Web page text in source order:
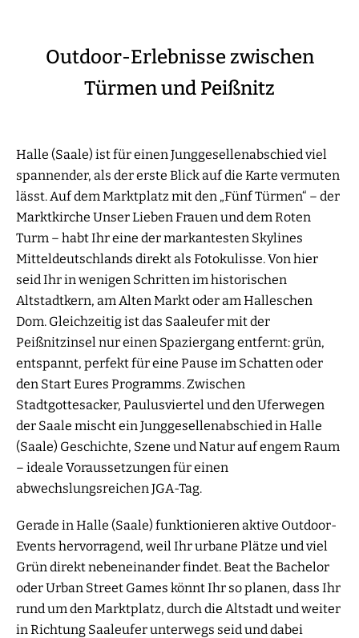
Outdoor-Erlebnisse zwischen
Türmen und Peißnitz
Halle (Saale) ist für einen Junggesellenabschied viel
spannender, als der erste Blick auf die Karte vermuten
lässt. Auf dem Marktplatz mit den „Fünf Türmen“ – der
Marktkirche Unser Lieben Frauen und dem Roten
Turm – habt Ihr eine der markantesten Skylines
Mitteldeutschlands direkt als Fotokulisse. Von hier
seid Ihr in wenigen Schritten im historischen
Altstadtkern, am Alten Markt oder am Halleschen
Dom. Gleichzeitig ist das Saaleufer mit der
Peißnitzinsel nur einen Spaziergang entfernt: grün,
entspannt, perfekt für eine Pause im Schatten oder
den Start Eures Programms. Zwischen
Stadtgottesacker, Paulusviertel und den Uferwegen
der Saale mischt ein Junggesellenabschied in Halle
(Saale) Geschichte, Szene und Natur auf engem Raum
– ideale Voraussetzungen für einen
abwechslungsreichen JGA-Tag.
Gerade in Halle (Saale) funktionieren aktive Outdoor-
Events hervorragend, weil Ihr urbane Plätze und viel
Grün direkt nebeneinander findet. Beat the Bachelor
oder Urban Street Games könnt Ihr so planen, dass Ihr
rund um den Marktplatz, durch die Altstadt und weiter
in Richtung Saaleufer unterwegs seid und dabei